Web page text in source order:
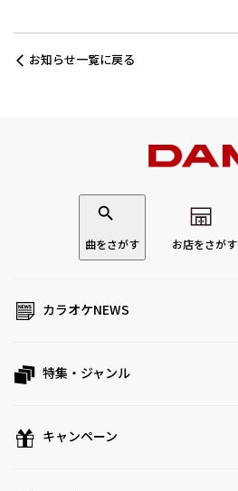
お知らせ一覧に戻る
曲をさがす お店をさがす
カラオケNEWS
特集・ジャンル
キャンペーン